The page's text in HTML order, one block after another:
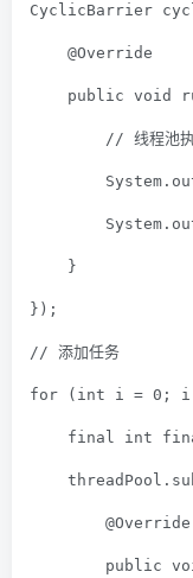
CyclicBarrier
@Override
public void
// 线程池
}
});
// 添加任务
for ( int i = 0 ; i
final int
@Override
public